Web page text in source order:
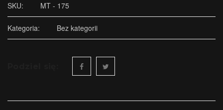
SKU: MT - 175
Kategoria: Bez kategorii